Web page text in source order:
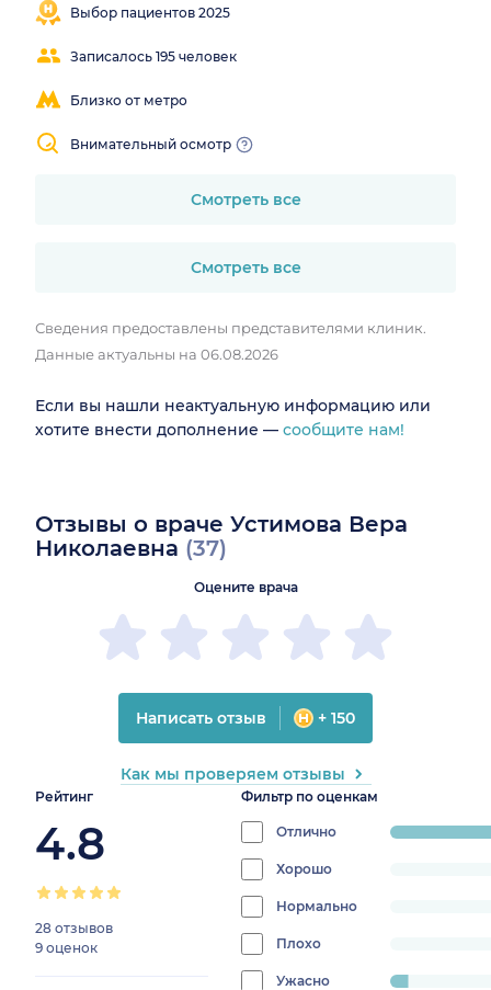
Выбор пациентов 2025
Записалось 195 человек
Близко от метро
Внимательный осмотр
объяснения
Смотреть все
Смотреть все
Сведения предоставлены представителями клиник.
Данные актуальны на 06.08.2026
Если вы нашли неактуальную информацию или
хотите внести дополнение — сообщите нам!
Отзывы о враче Устимова Вера
Николаевна (37)
Рейтинг
4.8
28 отзывов
9 оценок
Фильтр по оценкам
Отлично
progress:
Хорошо
0%
Нормально
0%
Плохо
progress:
Ужасно
Оцените врача
Написать отзыв + 150
Как мы проверяем отзывы